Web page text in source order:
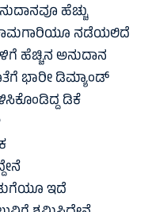
ಹೆಚ್ಚು
ಕಾಮಗಾರಿಯೂ ನಡೆಯಲಿದೆ
ಹೆಚ್ಚಿನ ಅನುದಾನ
ಭಾರೀ ಡಿಮ್ಯಾಂಡ್
ಡಿಕೆ
ಇದೆ